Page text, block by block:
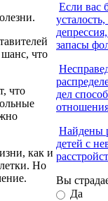
шанс, что
что
как и
Но
Если вас
запасы
дел
Найдены
детей с
Вы
Да